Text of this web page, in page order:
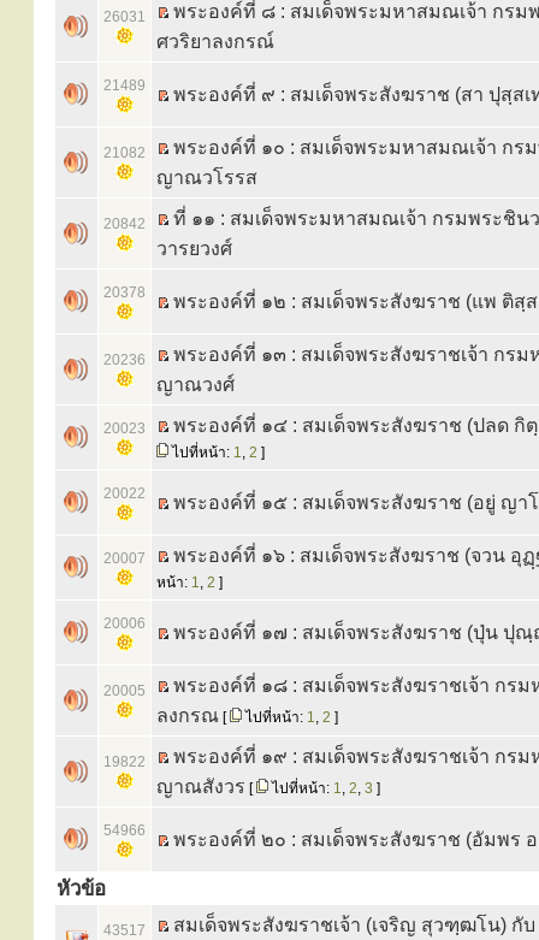
26031
พระองค์ที่ ๘ : สมเด็จพระมหาสมณเจ้า กรมพ
ศวริยาลงกรณ์
21489 พระองค์ที่ ๙ : สมเด็จพระสังฆราช (สา ปุสฺสเ
21082
พระองค์ที่ ๑๐ : สมเด็จพระมหาสมณเจ้า กร
ญาณวโรรส
20842
ที่ ๑๑ : สมเด็จพระมหาสมณเจ้า กรมพระชิน
วารยวงศ์
20378 พระองค์ที่ ๑๒ : สมเด็จพระสังฆราช (แพ ติสฺส
20236
พระองค์ที่ ๑๓ : สมเด็จพระสังฆราชเจ้า กรม
ญาณวงศ์
20023 พระองค์ที่ ๑๔ : สมเด็จพระสังฆราช (ปลด กิ
ไปที่หน้า: 1, 2 ]
20022 พระองค์ที่ ๑๕ : สมเด็จพระสังฆราช (อยู่ ญา
20007 พระองค์ที่ ๑๖ : สมเด็จพระสังฆราช (จวน อุฏฺ
หน้า: 1, 2 ]
20006 พระองค์ที่ ๑๗ : สมเด็จพระสังฆราช (ปุ่น ปุ
20005
พระองค์ที่ ๑๘ : สมเด็จพระสังฆราชเจ้า กรม
ลงกรณ [ ไปที่หน้า: 1, 2 ]
19822
พระองค์ที่ ๑๙ : สมเด็จพระสังฆราชเจ้า กรม
ญาณสังวร [ ไปที่หน้า: 1, 2, 3 ]
54966 พระองค์ที่ ๒๐ : สมเด็จพระสังฆราช (อัมพร
หัวข้อ
43517
สมเด็จพระสังฆราชเจ้า (เจริญ สุวฑฺฒโน) กั